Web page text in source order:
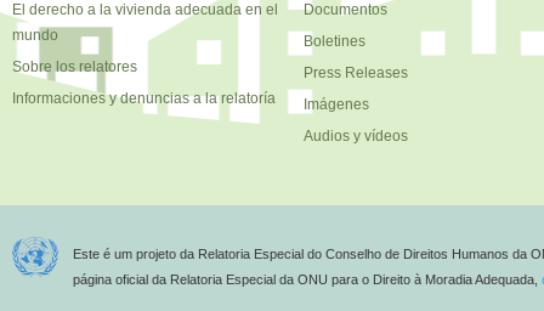
El derecho a la vivienda adecuada en el
mundo
Sobre los relatores
Informaciones y denuncias a la relatoría
Documentos
Boletines
Press Releases
Imágenes
Audios y vídeos
Este é um projeto da Relatoria Especial do Conselho de Direitos Humanos da
página oficial da Relatoria Especial da ONU para o Direito à Moradia Adequada,